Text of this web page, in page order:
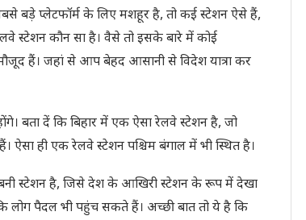
बड़े प्लेटफॉर्म के लिए मशहूर है, तो कई स्टेशन ऐसे हैं,
स्टेशन कौन सा है। वैसे तो इसके बारे में कोई
हैं। जहां से आप बेहद आसानी से विदेश यात्रा कर
बता दें कि बिहार में एक ऐसा रेलवे स्टेशन है, जो
ही एक रेलवे स्टेशन पश्चिम बंगाल में भी स्थित है।
स्टेशन है, जिसे देश के आखिरी स्टेशन के रूप में देखा
लोग पैदल भी पहुंच सकते हैं। अच्छी बात तो ये है कि